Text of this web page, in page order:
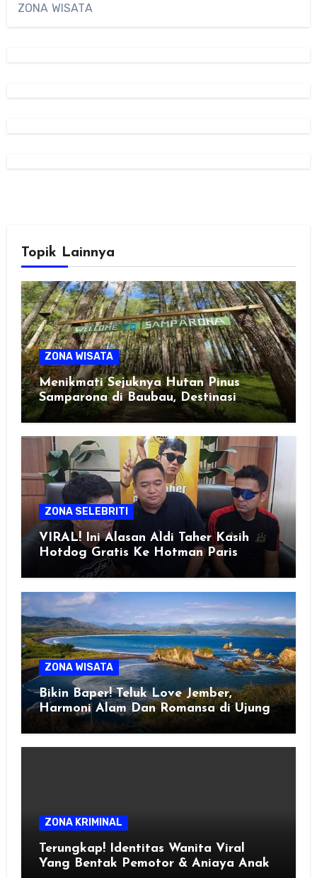
ZONA WISATA
Topik Lainnya
ZONA WISATA
Menikmati Sejuknya Hutan Pinus
Samparona di Baubau, Destinasi
Healing Favorit!
ZONA SELEBRITI
VIRAL! Ini Alasan Aldi Taher Kasih
Hotdog Gratis Ke Hotman Paris
ZONA WISATA
Bikin Baper! Teluk Love Jember,
Harmoni Alam Dan Romansa di Ujung
Selatan Jawa
ZONA KRIMINAL
Terungkap! Identitas Wanita Viral
Yang Bentak Pemotor & Aniaya Anak